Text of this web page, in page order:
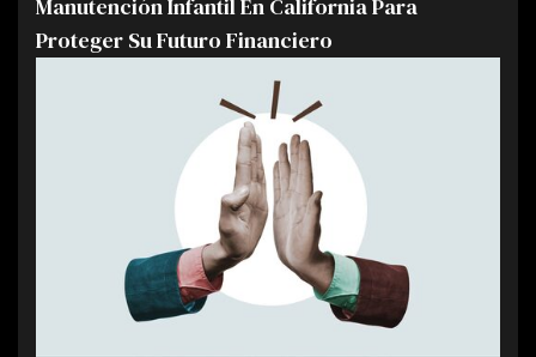
Manutención Infantil En California Para
Proteger Su Futuro Financiero